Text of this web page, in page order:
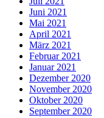
Juni 2021
Mai 2021
April 2021
März 2021
Februar 2021
Januar 2021
Dezember 2020
November 2020
Oktober 2020
September 2020